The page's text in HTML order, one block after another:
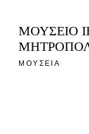
ΜΟΥΣΕΙΟ
ΜΟΥΣΕΙΑ